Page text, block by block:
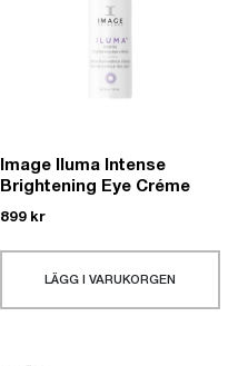
Image Iluma Intense
Brightening Eye Créme
899 kr
LÄGG I VARUKORGEN